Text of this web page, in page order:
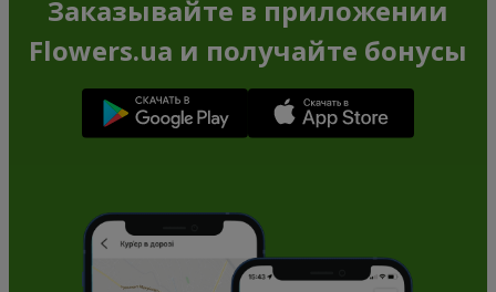
Заказывайте в приложении
Flowers.ua и получайте бонусы